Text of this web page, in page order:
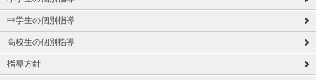
中学生の個別指導
高校生の個別指導
指導方針